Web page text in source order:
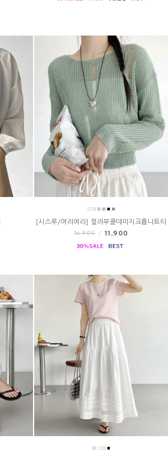
[시스루/여리여리] 컬러부클데미지크롭니트티
16,900 / 11,900